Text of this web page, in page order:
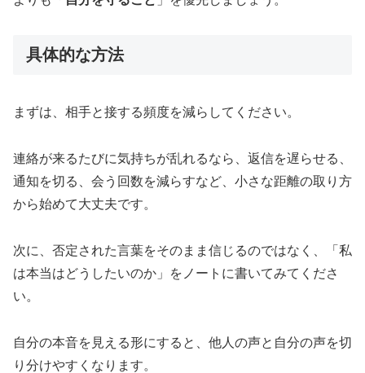
具体的な方法
まずは、相手と接する頻度を減らしてください。
連絡が来るたびに気持ちが乱れるなら、返信を遅らせる、
通知を切る、会う回数を減らすなど、小さな距離の取り方
から始めて大丈夫です。
次に、否定された言葉をそのまま信じるのではなく、「私
は本当はどうしたいのか」をノートに書いてみてくださ
い。
自分の本音を見える形にすると、他人の声と自分の声を切
り分けやすくなります。